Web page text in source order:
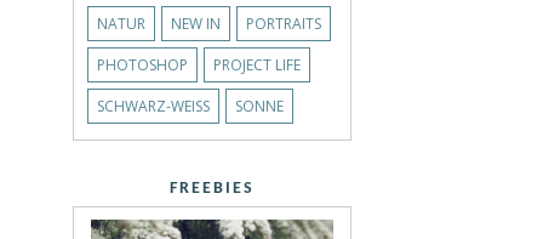
NATUR
NEW IN
PORTRAITS
PHOTOSHOP
PROJECT LIFE
SCHWARZ-WEISS
SONNE
FREEBIES